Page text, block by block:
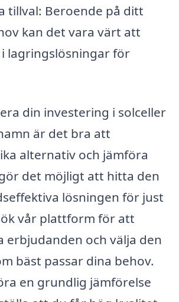
tillval: Beroende på ditt
kan det vara värt att
lagringslösningar för
din investering i solceller
är det bra att
alternativ och jämföra
det möjligt att hitta den
lösningen för just
vår plattform för att
erbjudanden och välja den
bäst passar dina behov.
en grundlig jämförelse